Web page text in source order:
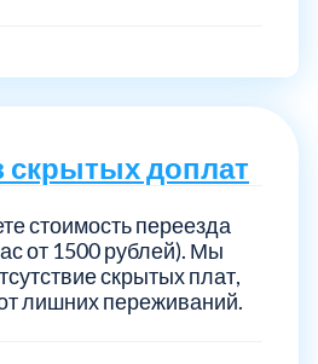
скрытых доплат
стоимость переезда
от 1500 рублей). Мы
скрытых плат,
лишних переживаний.